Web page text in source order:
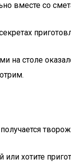
вместе со
на столе
хотите